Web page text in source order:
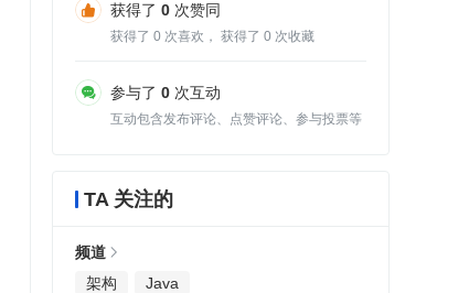
获得了 0 次赞同
获得了 0 次喜欢， 获得了 0 次收藏
参与了 0 次互动
互动包含发布评论、点赞评论、参与投票等
TA 关注的
频道
架构
Java